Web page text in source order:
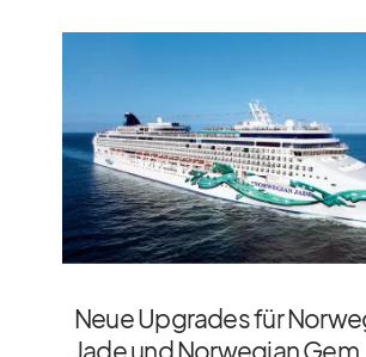
Neue Upgrades für
Jade und Norwegian Gem